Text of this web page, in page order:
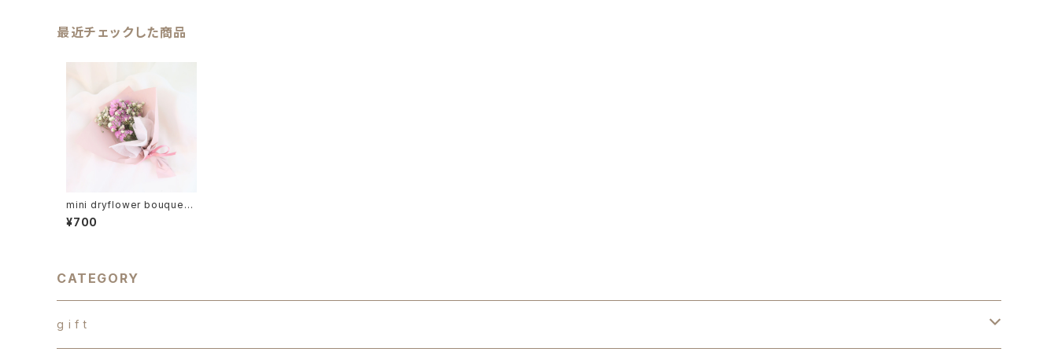
最近チェックした商品
mini dryflower bouquet
（ドライフラワーミニギフト）プ
チギフト
¥700
CATEGORY
g i f t